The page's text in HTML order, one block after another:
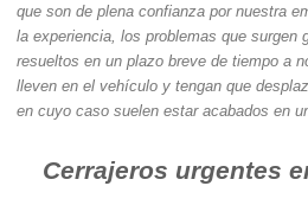
que son de plena confianza por nuestra
la experiencia, los problemas que surgen
resueltos en un plazo breve de tiempo a
lleven en el vehículo y tengan que
en cuyo caso suelen estar acabados en
Cerrajeros urgentes